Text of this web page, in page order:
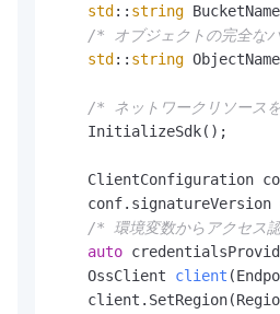
std:: string
/* オブジェクトの完全な
std:: string
/* ネットワークリソース
    InitializeSdk();
ClientConfiguration
conf.signatureVersion
/* 環境変数からアクセス認
auto
    OssClient
client